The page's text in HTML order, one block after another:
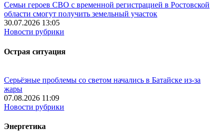
Семьи героев СВО с временной регистрацией в Ростовской
области смогут получить земельный участок
30.07.2026 13:05
Новости рубрики
Острая ситуация
Серьёзные проблемы со светом начались в Батайске из-за
жары
07.08.2026 11:09
Новости рубрики
Энергетика